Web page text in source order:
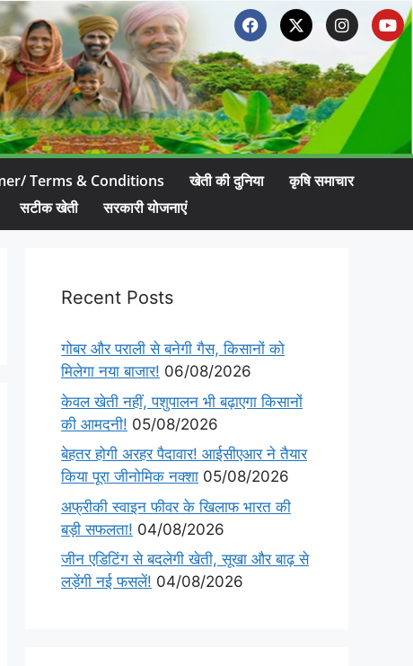
Terms & Conditions खेती की दुनिया
कृषि समाचार
सटीक खेती सरकारी योजनाएं
Recent Posts
गोबर और पराली से बनेगी गैस, किसानों को
मिलेगा नया बाजार! 06/08/2026
केवल खेती नहीं, पशुपालन भी बढ़ाएगा किसानों
की आमदनी! 05/08/2026
बेहतर होगी अरहर पैदावार! आईसीएआर ने तैयार
किया पूरा जीनोमिक नक्शा 05/08/2026
अफ्रीकी स्वाइन फीवर के खिलाफ भारत की
बड़ी सफलता! 04/08/2026
जीन एडिटिंग से बदलेगी खेती, सूखा और बाढ़ से
लड़ेंगी नई फसलें! 04/08/2026